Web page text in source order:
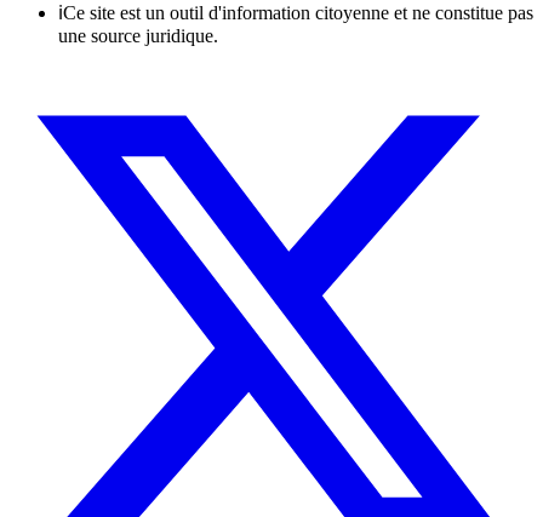
ℹCe site est un outil d'information citoyenne et ne constitue pas
une source juridique.